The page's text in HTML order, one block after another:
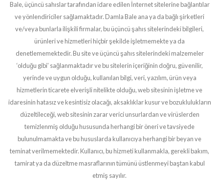
Bale, üçüncü sahıslar tarafından idare edilen İnternet sitelerine bağlantılar
ve yönlendiriciler sağlamaktadır. Damla Bale ana ya da bağlı şirketleri
ve/veya bunlarla ilişkili firmalar, bu üçüncü şahıs sitelerindeki bilgileri,
ürünleri ve hizmetleri hiçbir şekilde işletmemekte ya da
denetlememektedir. Bu site ve üçüncü şahıs sitelerindeki malzemeler
‘olduğu gibi’ sağlanmaktadır ve bu sitelerin içeriğinin doğru, güvenilir,
yerinde ve uygun olduğu, kullanılan bilgi, veri, yazılım, ürün veya
hizmetlerin ticarete elverişli nitelikte olduğu, web sitesinin işletme ve
idaresinin hatasız ve kesintisiz olacağı, aksaklıklar kusur ve bozuklulukların
düzeltileceği, web sitesinin zarar verici unsurlardan ve virüslerden
temizlenmiş olduğu hususunda herhangi bir öneri ve tavsiyede
bulunulmamakta ve bu hususlarda kullanıcıya herhangi bir beyan ve
teminat verilmemektedir. Kullanıcı, bu hizmeti kullanmakla, gerekli bakım,
tamirat ya da düzeltme masraflarının tümünü üstlenmeyi baştan kabul
etmiş sayılır.